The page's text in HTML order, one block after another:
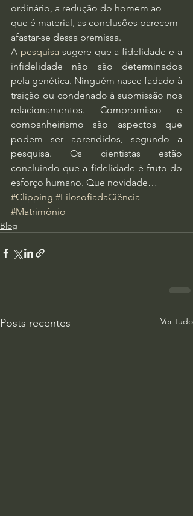
ordinário, a redução do homem ao
que é material, as conclusões parecem
afastar-se dessa premissa.
A pesquisa sugere que a fidelidade e a
infidelidade não são determinados
pela genética. Ninguém nasce fadado à
traição ou condenado à submissão nos
relacionamentos. Compromisso e
companheirismo são aspectos que
podem ser aprendidos, segundo a
pesquisa. Os cientistas estão
concluindo que a fidelidade é fruto do
esforço humano. Que novidade…
#Clipping #FilosofiadaCiência
#Matrimônio
Blog
Posts recentes Ver tudo